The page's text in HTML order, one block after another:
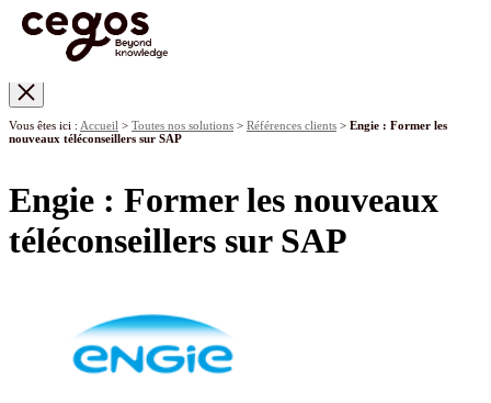
Vous êtes ici : Accueil > Toutes nos solutions > Références clients > Engie : Former les
nouveaux téléconseillers sur SAP
Engie : Former les nouveaux
téléconseillers sur SAP